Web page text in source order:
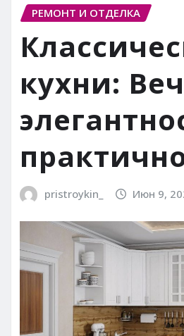
РЕМОНТ И ОТДЕЛКА
кухни:
pristroykin_ Июн 9,